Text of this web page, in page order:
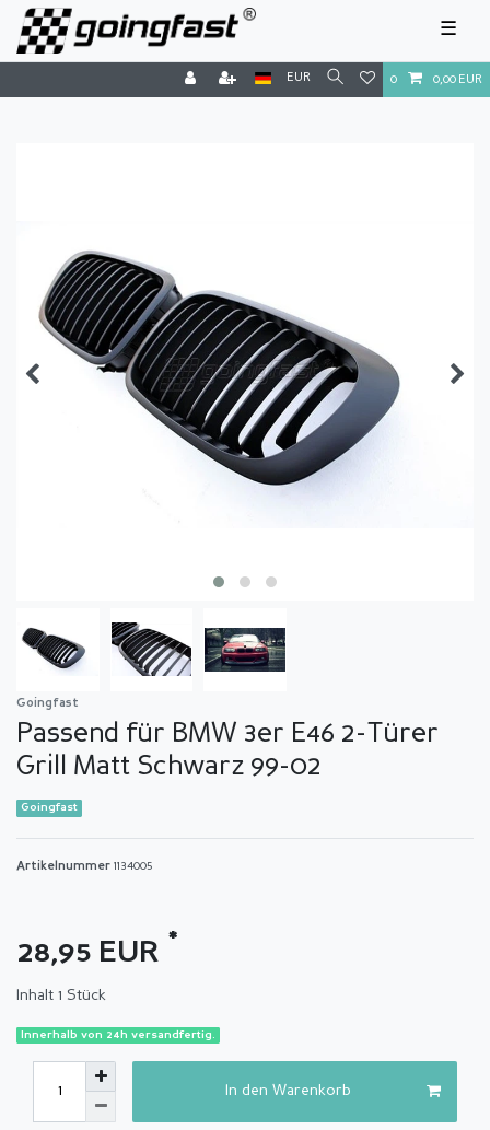
☰
EUR 0 0,00 EUR
Goingfast
Passend für BMW 3er E46 2-Türer
Grill Matt Schwarz 99-02
Goingfast
Artikelnummer 1134005
28,95 EUR *
Inhalt 1 Stück
Innerhalb von 24h versandfertig.
In den Warenkorb